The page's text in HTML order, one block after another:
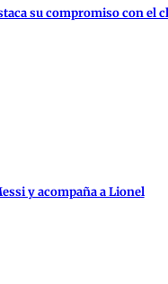
su compromiso con el
y acompaña a Lionel